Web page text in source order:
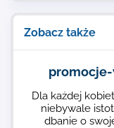
Zobacz także
Dla każdej
niebywale
dbanie o